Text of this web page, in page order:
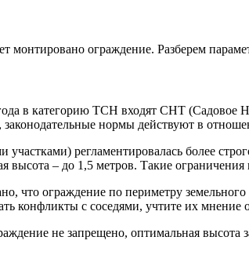
монтировано ограждение. Разберем
в категорию ТСН входят СНТ (Садовое
нормы действуют в
регламентировалась более
– до 1,5 метров. Такие ограничения
ограждение по периметру
конфликты с соседями, учтите их
не запрещено, оптимальная высота